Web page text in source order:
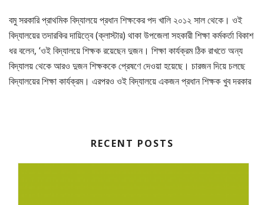
বমু সরকারি প্রাথমিক বিদ্যালয়ে প্রধান শিক্ষকের পদ খালি ২০১২ সাল থেকে। ওই
বিদ্যালয়ের তদারকির দায়িত্বে (ক্লাস্টার) থাকা উপজেলা সহকারী শিক্ষা কর্মকর্তা বিকাশ
ধর বলেন, ‘ওই বিদ্যালয়ে শিক্ষক রয়েছেন দুজন। শিক্ষা কার্যক্রম ঠিক রাখতে অন্য
বিদ্যালয় থেকে আরও দুজন শিক্ষককে প্রেষণে দেওয়া হয়েছে। চারজন দিয়ে চলছে
বিদ্যালয়ের শিক্ষা কার্যক্রম। এরপরও ওই বিদ্যালয়ে একজন প্রধান শিক্ষক খুব দরকার
RECENT POSTS